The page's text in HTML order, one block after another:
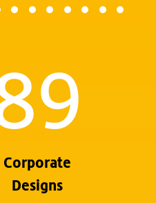
Corporate
Designs